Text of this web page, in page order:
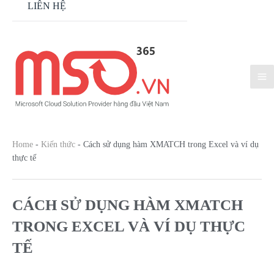
LIÊN HỆ
Home - Kiến thức - Cách sử dụng hàm XMATCH trong Excel và ví dụ
thực tế
CÁCH SỬ DỤNG HÀM XMATCH
TRONG EXCEL VÀ VÍ DỤ THỰC
TẾ